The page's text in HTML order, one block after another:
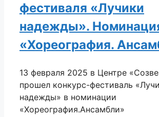
фестиваля «Лучики
надежды».
«Хореография.
13 февраля 2025 в Центре
прошел конкурс-фестиваль
надежды» в номинации
«Хореография.Ансамбли»